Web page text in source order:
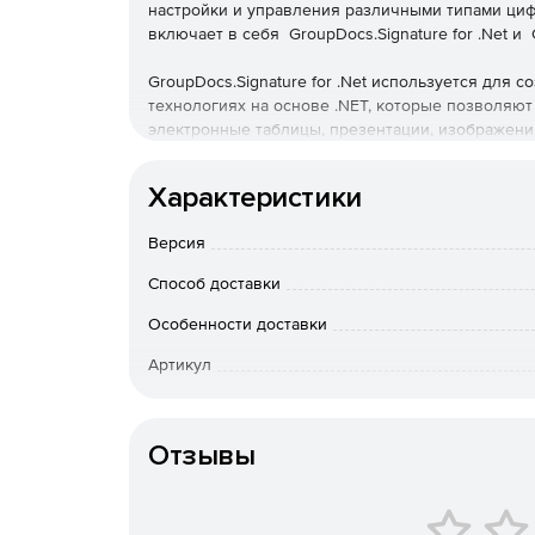
настройки и управления различными типами
включает в себя GroupDocs.Signature for .Net и
GroupDocs.Signature for .Net используется для
технологиях на основе .NET, которые
электронные таблицы, презентации,
из системы или найти существующие подписи
GroupDocs.Signature for Java – API помогает
подписями различных типов, такими как
метаданные. Деловые документы, презентации,
выравнивание и многое другое. С помощью
Характеристики
Версия
Способ доставки
Особенности доставки
Артикул
Отзывы